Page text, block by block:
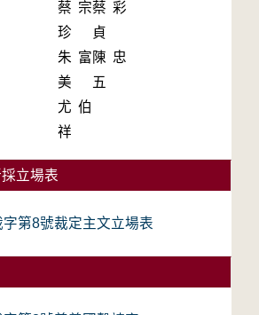
蔡宗
珍
蔡彩
貞
朱富
美
陳忠
五
尤伯
祥
立場表
第8號裁定主文立場表